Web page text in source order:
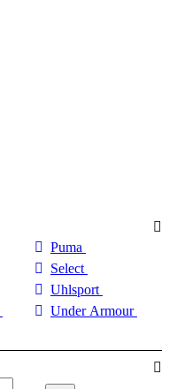
Puma
Select
Uhlsport
Under Armour